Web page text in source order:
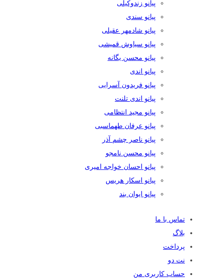
پیانو زندوکیلی
پیانو سندی
پیانو شادمهر عقیلی
پیانو سیاوش قمیشی
پیانو محسن یگانه
پیانو اندی
پیانو فریدون آسرایی
پیانو اندی تلنت
پیانو مجید انتظامی
پیانو عرفان طهماسبی
پیانو ناصر چشم آذر
پیانو محسن نامجو
پیانو احسان خواجه امیری
پیانو اسکار هریس
پیانو ایوان بند
تماس با ما
بلاگ
پرداخت
نت دو
حساب کاربری من